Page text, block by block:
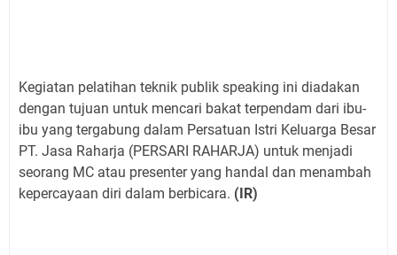
Kegiatan pelatihan teknik publik speaking ini diadakan
dengan tujuan untuk mencari bakat terpendam dari ibu-
ibu yang tergabung dalam Persatuan Istri Keluarga Besar
PT. Jasa Raharja (PERSARI RAHARJA) untuk menjadi
seorang MC atau presenter yang handal dan menambah
kepercayaan diri dalam berbicara. (IR)